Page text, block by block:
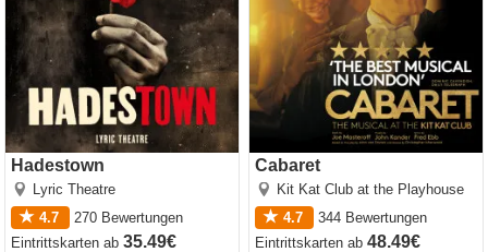
Hadestown
Lyric Theatre
4.7
270 Bewertungen
Eintrittskartenab35.49€
Cabaret
Kit Kat Club at the Playhouse
4.7
344 Bewertungen
Eintrittskartenab48.49€